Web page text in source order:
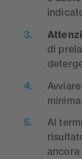
di
Al
ancora